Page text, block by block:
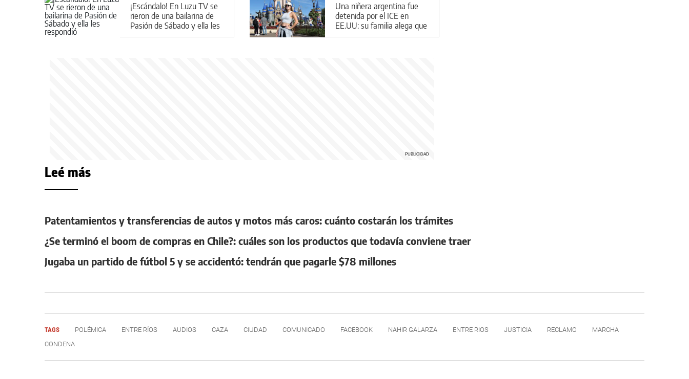
¡Escándalo! En Luzu TV se
rieron de una bailarina de
Pasión de Sábado y ella les
respondió
Una niñera argentina fue
detenida por el ICE en
EE.UU: su familia alega que
entró de forma legal
Leé más
Patentamientos y transferencias de autos y motos más caros: cuánto costarán los trámites
¿Se terminó el boom de compras en Chile?: cuáles son los productos que todavía conviene traer
Jugaba un partido de fútbol 5 y se accidentó: tendrán que pagarle $78 millones
TAGS POLÉMICA ENTRE RÍOS AUDIOS CAZA CIUDAD COMUNICADO FACEBOOK NAHIR GALARZA ENTRE RIOS JUSTICIA RECLAMO
MARCHA
CONDENA